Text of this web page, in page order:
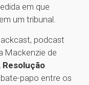
em que
um tribunal.
podcast
Mackenzie de
Resolução
papo entre os